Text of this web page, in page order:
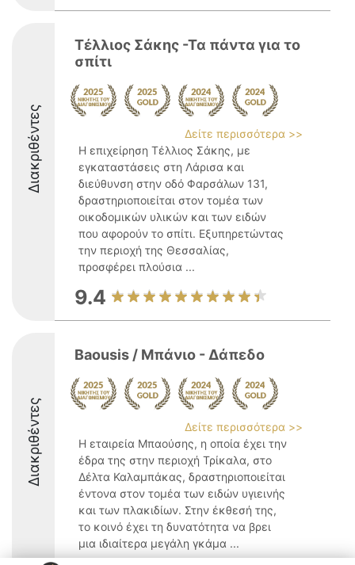
Διακριθέντες
Τέλλιος Σάκης -Τα πάντα για το
σπίτι
Δείτε περισσότερα >>
Η επιχείρηση Τέλλιος Σάκης, με
εγκαταστάσεις στη Λάρισα και
διεύθυνση στην οδό Φαρσάλων 131,
δραστηριοποιείται στον τομέα των
οικοδομικών υλικών και των ειδών
που αφορούν το σπίτι. Εξυπηρετώντας
την περιοχή της Θεσσαλίας,
προσφέρει πλούσια ...
9.4
Διακριθέντες
Baousis / Μπάνιο - Δάπεδο
Δείτε περισσότερα >>
Η εταιρεία Μπαούσης, η οποία έχει την
έδρα της στην περιοχή Τρίκαλα, στο
Δέλτα Καλαμπάκας, δραστηριοποιείται
έντονα στον τομέα των ειδών υγιεινής
και των πλακιδίων. Στην έκθεσή της,
το κοινό έχει τη δυνατότητα να βρει
μια ιδιαίτερα μεγάλη γκάμα ...